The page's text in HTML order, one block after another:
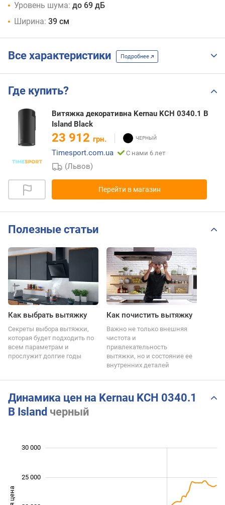
Уровень шума: до 69 дБ
Ширина: 39 см
Все характеристики Подробнее
Где купить?
Витяжка декоративна Kernau KCH 0340.1 B
Island Black
23 912 грн.
Timesport.com.ua
С нами 6 лет
(Львов)
Перейти в магазин
Полезные статьи
Как выбрать вытяжку
Секреты выбора вытяжки,
которая будет подходить по
всем параметрам и
прослужит долгие годы
Как почистить вытяжку
Важно не только внешняя
чистота и
привлекательность
вытяжки, но и состояние ее
внутренних деталей
Динамика цен на Kernau KCH 0340.1
B Island черный
30 000
25 000